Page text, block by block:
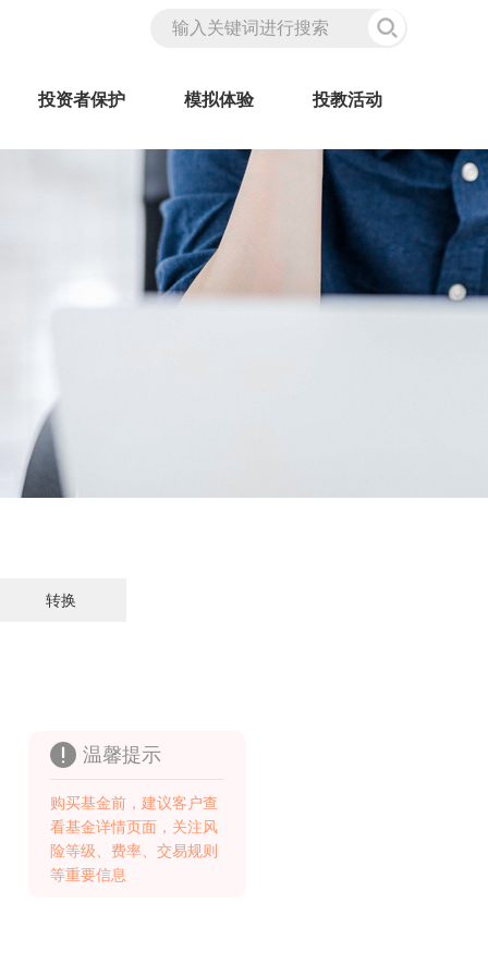
投资者保护 模拟体验 投教活动
转换
温馨提示
购买基金前，建议客户查
看基金详情页面，关注风
险等级、费率、交易规则
等重要信息